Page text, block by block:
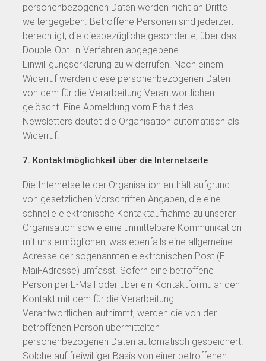
personenbezogenen Daten werden nicht an Dritte
weitergegeben. Betroffene Personen sind jederzeit
berechtigt, die diesbezügliche gesonderte, über das
Double-Opt-In-Verfahren abgegebene
Einwilligungserklärung zu widerrufen. Nach einem
Widerruf werden diese personenbezogenen Daten
von dem für die Verarbeitung Verantwortlichen
gelöscht. Eine Abmeldung vom Erhalt des
Newsletters deutet die Organisation automatisch als
Widerruf.
7. Kontaktmöglichkeit über die Internetseite
Die Internetseite der Organisation enthält aufgrund
von gesetzlichen Vorschriften Angaben, die eine
schnelle elektronische Kontaktaufnahme zu unserer
Organisation sowie eine unmittelbare Kommunikation
mit uns ermöglichen, was ebenfalls eine allgemeine
Adresse der sogenannten elektronischen Post (E-
Mail-Adresse) umfasst. Sofern eine betroffene
Person per E-Mail oder über ein Kontaktformular den
Kontakt mit dem für die Verarbeitung
Verantwortlichen aufnimmt, werden die von der
betroffenen Person übermittelten
personenbezogenen Daten automatisch gespeichert.
Solche auf freiwilliger Basis von einer betroffenen